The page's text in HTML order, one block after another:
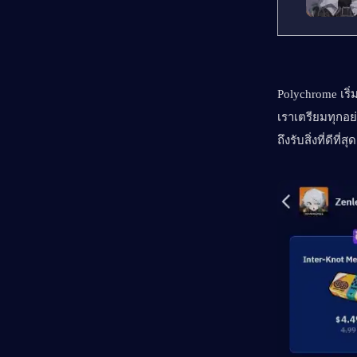
Polychrome เ
เราเตรียมทุก
ถึงรับสิ่งที่ดีที่สุด